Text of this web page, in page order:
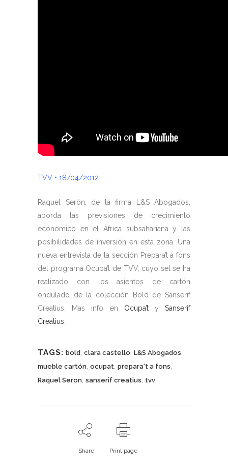
TVV • 18/04/2012
Raquel Serón, de la firma L&S Abogados,
aborda las previsiones de crecimiento
económico en el África subsahariana y las
posibilidades de inversión en esta zona. Una
nueva entrevista de la sección Prepara’t a fons
del programa Ocupa’t de TVV, cuyo set se ha
realizado con los asientos de cartón
ondulado de la colección Bold de Sanserif
Creatius. Mas info en Ocupa’tySanserif
Creatius
TAGS: bold clara castello L&S Abogados
mueble cartón ocupat prepara't a fons
Raquel Seron sanserif creatius tvv
Share Print page